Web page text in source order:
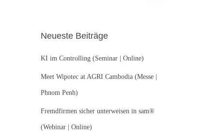
n
a
h
:
Neueste Beiträge
KI im Controlling (Seminar | Online)
Meet Wipotec at AGRI Cambodia (Messe |
Phnom Penh)
Fremdfirmen sicher unterweisen in sam®
(Webinar | Online)